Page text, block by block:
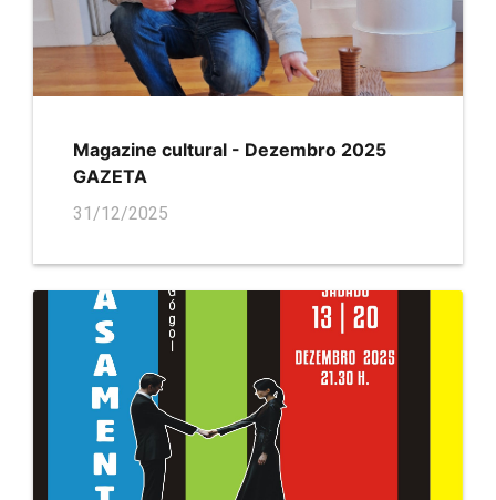
Magazine cultural - Dezembro 2025
GAZETA
31/12/2025